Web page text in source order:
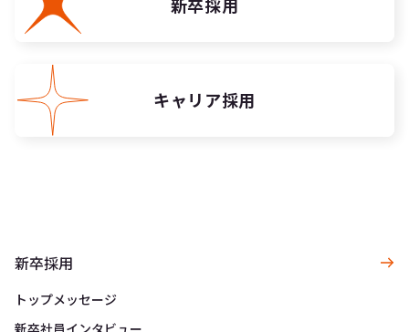
新卒採用
キャリア採用
新卒採用
トップメッセージ
新卒社員インタビュー